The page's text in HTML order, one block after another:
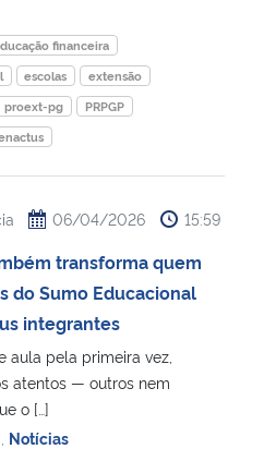
financeira
escolas
extensão
proext-pg
PRPGP
06/04/2026 15:59
transforma quem
do Sumo Educacional
integrantes
aula pela primeira vez,
atentos — outros nem
o […]
Notícias